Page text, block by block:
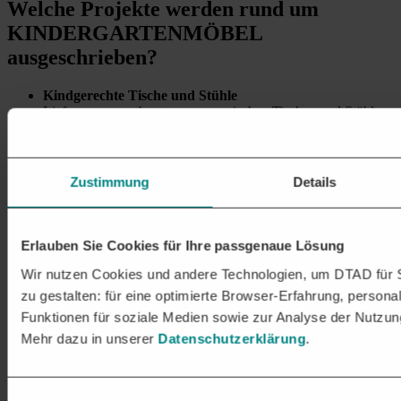
Zustimmung Details
Erlauben Sie Cookies für Ihre passgenaue Lösung
Wir nutzen Cookies und andere Technologien, um DTAD
zu gestalten: für eine optimierte Browser-Erfahrung,
Funktionen für soziale Medien sowie zur Analyse der
Mehr dazu in unserer Datenschutzerklärung.
Welche Projekte werden rund um
KINDERGARTENMÖBEL
ausgeschrieben?
Kindgerechte Tische und Stühle
Lieferung von robusten, ergonomischen Tischen und Stühlen
Regalsysteme und Aufbewahrungsmöbel
Bereitstellung von funktionalen Regalen, Schränken und
Aufbewahrungsmöbeln für Spielzeuge, Bücher und
Ruhe- und Schlafmöglichkeiten
Ausstattung mit gemütlichen Schlaf- und Ruhebereichen,
einschließlich Kinderbetten, Matratzen und Ruhepolstern für
den Mittagsschlaf.
Bodenbeläge und Spielmatten
Bereitstellung von kindgerechten, rutschfestenBodenbelägen
Spiels sorgen.